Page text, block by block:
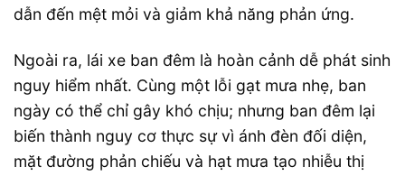
dẫn đến mệt mỏi và giảm khả năng phản ứng.
Ngoài ra, lái xe ban đêm là hoàn cảnh dễ phát sinh
nguy hiểm nhất. Cùng một lỗi gạt mưa nhẹ, ban
ngày có thể chỉ gây khó chịu; nhưng ban đêm lại
biến thành nguy cơ thực sự vì ánh đèn đối diện,
mặt đường phản chiếu và hạt mưa tạo nhiễu thị